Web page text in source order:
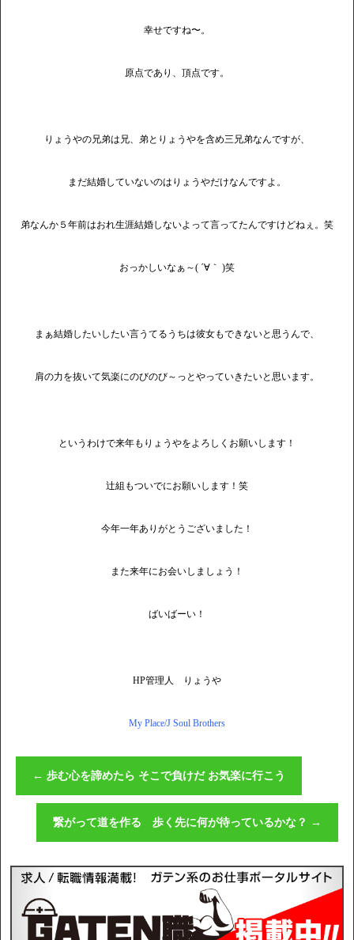
幸せですね〜。
原点であり、頂点です。
りょうやの兄弟は兄、弟とりょうやを含め三兄弟なんですが、
まだ結婚していないのはりょうやだけなんですよ。
弟なんか５年前はおれ生涯結婚しないよって言ってたんですけどねぇ。笑
おっかしいなぁ～( ´∀｀ )笑
まぁ結婚したいしたい言うてるうちは彼女もできないと思うんで、
肩の力を抜いて気楽にのびのび～っとやっていきたいと思います。
というわけで来年もりょうやをよろしくお願いします！
辻組もついでにお願いします！笑
今年一年ありがとうございました！
また来年にお会いしましょう！
ばいばーい！
HP管理人 りょうや
My Place/J Soul Brothers
← 歩む心を諦めたら そこで負けだ お気楽に行こう
繋がって道を作る 歩く先に何が待っているかな？ →